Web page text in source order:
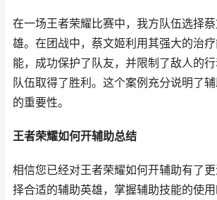
在一场王者荣耀比赛中，我方队伍选择
雄。在团战中，蔡文姬利用其强大的治
能，成功保护了队友，并限制了敌人的
队伍取得了胜利。这个案例充分说明了
的重要性。
王者荣耀如何开辅助总结
相信您已经对王者荣耀如何开辅助有了
择合适的辅助英雄，掌握辅助技能的使